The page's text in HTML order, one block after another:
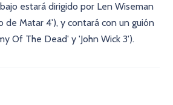
estará dirigido por Len Wiseman
de Matar 4'), y contará con un guión
Of The Dead' y 'John Wick 3').